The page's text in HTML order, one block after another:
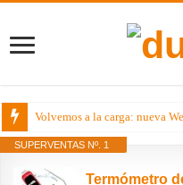
Volvemos a la carga: nueva
SUPERVENTAS Nº. 1